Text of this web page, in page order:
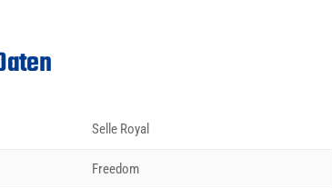
Selle Royal
Freedom